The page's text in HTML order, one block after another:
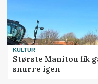
KULTUR
Største Manitou fik
snurre igen